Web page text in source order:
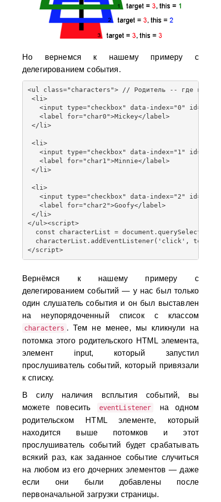
Но вернемся к нашему примеру с
делегированием события.
<ul class="characters"> // Родитель -- где и
<li>
<input type="checkbox" data-index="0"
   <label for="char0">Mickey</label>
</li>
<li>
<input type="checkbox" data-index="1"
   <label for="char1">Minnie</label>
</li>
<li>
<input type="checkbox" data-index="2"
   <label for="char2">Goofy</label>
</li>
</ul><script>
const characterList =
characterList.addEventListener('click',
</script>
Вернёмся к нашему примеру с
делегированием событий — у нас был только
один слушатель события и он был выставлен
на неупорядоченный список с классом
characters . Тем не менее, мы кликнули на
потомка этого родительского HTML элемента,
элемент input, который запустил
прослушиватель событий, который привязали
к списку.
В силу наличия всплытия событий, вы
можете повесить
eventListener
на одном
родительском HTML элементе, который
находится выше потомков и этот
прослушиватель событий будет срабатывать
всякий раз, как заданное событие случиться
на любом из его дочерних элементов — даже
если они были добавлены после
первоначальной загрузки страницы.